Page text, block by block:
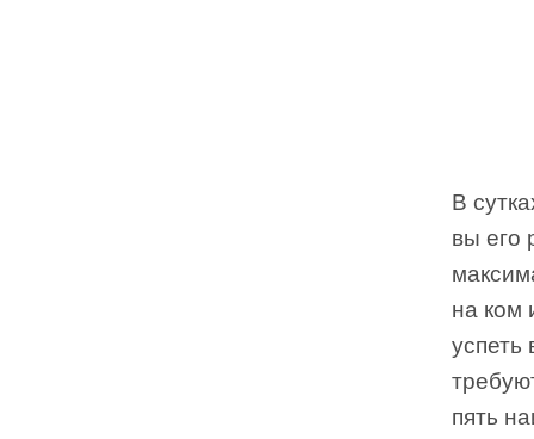
В
вы его
на ком
успеть
пять